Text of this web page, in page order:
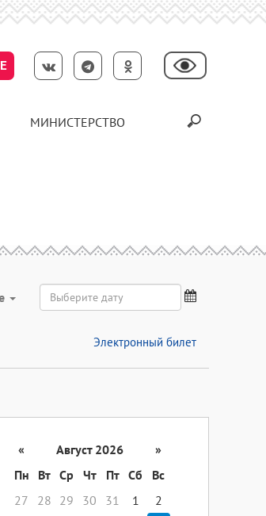
МИНИСТЕРСТВО
Электронный билет
« Август 2026
»
Пн
Вт Ср Чт Пт Сб
Вс
27
28 29 30 31 1
2